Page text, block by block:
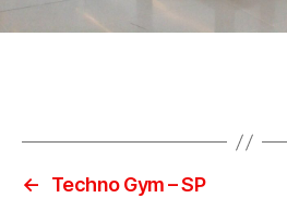
←
Techno Gym – SP